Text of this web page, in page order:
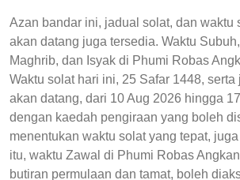
Azan bandar ini, jadual solat, dan waktu
akan datang juga tersedia. Waktu
Maghrib, dan Isyak di Phumi Robas
Waktu solat hari ini, 25 Safar 1448,
akan datang, dari 10 Aug 2026 hingga
dengan kaedah pengiraan yang boleh
menentukan waktu solat yang tepat,
itu, waktu Zawal di Phumi Robas
butiran permulaan dan tamat, boleh